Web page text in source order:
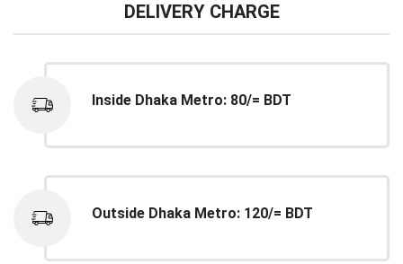
DELIVERY CHARGE
Inside Dhaka Metro: 80/= BDT
Outside Dhaka Metro: 120/= BDT